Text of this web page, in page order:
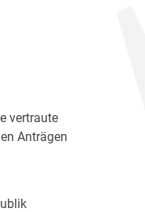
vertraute
Anträgen